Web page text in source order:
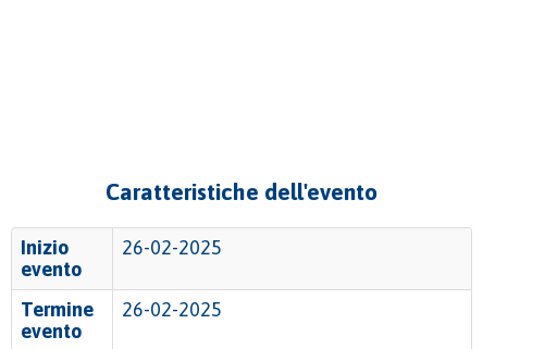
Caratteristiche dell'evento
Inizio
evento
26-02-2025
Termine
evento
26-02-2025